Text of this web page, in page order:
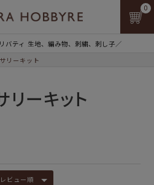
バティ 生地、編み物、刺繍、刺し子／
0
リーキット
リーキット
レビュー順